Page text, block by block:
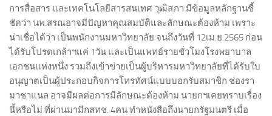
การสื่อสาร และเทคโนโลยีสารสนเทศ วุฒิสภา มีข้อมูลหลักฐานชี้
ชัดว่า นพ.สรณอาจมีปัญหาคุณสมบัติและลักษณะต้องห้าม เพราะ
น่าเชื่อได้ว่า เป็นพนักงานมหาวิทยาลัย จนถึงวันที่ 12เม.ย.2565 ก่อน
ได้รับโปรดเกล้าฯแค่ 1วัน และเป็นแพทย์รายชั่วโมงโรงพยาบาล
เอกชนแห่งหนึ่ง รวมถึงเข้าข่ายเป็นผู้บริหารมหาวิทยาลัยที่ได้รับใบ
อนุญาตเป็นผู้ประกอบกิจการโทรทัศน์แบบบอกรับสมาชิก ช่องรา
มาชาแนล อาจมีผลต่อการมีลักษณะต้องห้าม นายกฯเคยทราบเรื่อง
นี้หรือไม่ ที่ผ่านมามีกสทช. 4คน ทำหนังสือถึงนายกรัฐมนตรี เมื่อ